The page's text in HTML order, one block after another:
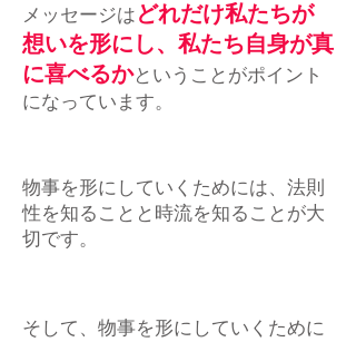
メッセージは どれだけ私たちが
想いを形にし、私たち自身が真
に喜べるかということがポイント
になっています。
物事を形にしていくためには、法則
性を知ることと時流を知ることが大
切です。
そして、物事を形にしていくために